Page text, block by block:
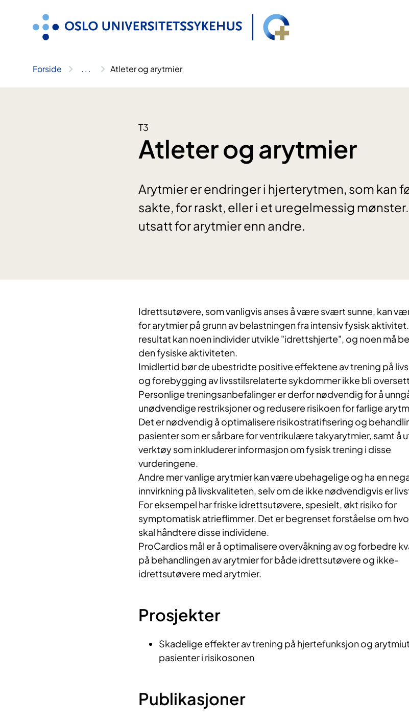
Forside .. . Atleter og arytmier
T3
Atleter og arytmier
Arytmier er endringer i hjerterytmen, som kan
sakte, for raskt, eller i et uregelmessig
utsatt for arytmier enn andre.
Idrettsutøvere, som vanligvis anses å være svært sunne, kan
for arytmier på grunn av belastningen fra intensiv fysisk
resultat kan noen individer utvikle "idrettshjerte", og noen må
den fysiske aktiviteten.
Imidlertid bør de ubestridte positive effektene av trening på
og forebygging av livsstilsrelaterte sykdommer ikke bli
Personlige treningsanbefalinger er derfor nødvendig for å
unødvendige restriksjoner og redusere risikoen for farlige
Det er nødvendig å optimalisere risikostratifisering og
pasienter som er sårbare for ventrikulære takyarytmier, samt å
verktøy som inkluderer informasjon om fysisk trening i disse
vurderingene.
Andre mer vanlige arytmier kan være ubehagelige og ha en
innvirkning på livskvaliteten, selv om de ikke nødvendigvis er
For eksempel har friske idrettsutøvere, spesielt, økt risiko for
symptomatisk atrieflimmer. Det er begrenset forståelse om
skal håndtere disse individene.
ProCardios mål er å optimalisere overvåkning av og forbedre
på behandlingen av arytmier for både idrettsutøvere og ikke-
idrettsutøvere med arytmier.
Prosjekter
Skadelige effekter av trening på hjertefunksjon og
pasienter i risikosonen
Publikasjoner